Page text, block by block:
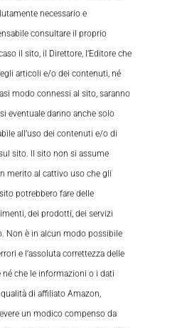
necessario e
consultare il proprio
il sito, il Direttore, l’Editore che
articoli e/o dei contenuti, né
modo connessi al sito, saranno
eventuale danno anche solo
all’uso dei contenuti e/o di
sito. Il sito non si assume
merito al cattivo uso che gli
potrebbero fare delle
dei prodotti, dei servizi
Non è in alcun modo possibile
e l’assoluta correttezza delle
che le informazioni o i dati
di affiliato Amazon,
un modico compenso da